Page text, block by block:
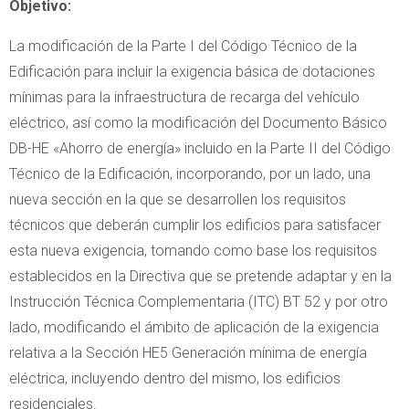
Objetivo:
La modificación de la Parte I del Código Técnico de la
Edificación para incluir la exigencia básica de dotaciones
mínimas para la infraestructura de recarga del vehículo
eléctrico, así como la modificación del Documento Básico
DB-HE «Ahorro de energía» incluido en la Parte II del Código
Técnico de la Edificación, incorporando, por un lado, una
nueva sección en la que se desarrollen los requisitos
técnicos que deberán cumplir los edificios para satisfacer
esta nueva exigencia, tomando como base los requisitos
establecidos en la Directiva que se pretende adaptar y en la
Instrucción Técnica Complementaria (ITC) BT 52 y por otro
lado, modificando el ámbito de aplicación de la exigencia
relativa a la Sección HE5 Generación mínima de energía
eléctrica, incluyendo dentro del mismo, los edificios
residenciales.